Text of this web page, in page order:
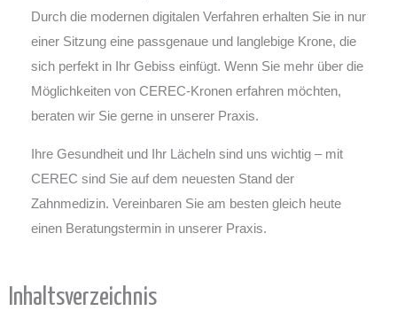
Inhaltsverzeichnis
Durch die modernen digitalen Verfahren erhalten Sie in nur
einer Sitzung eine passgenaue und langlebige Krone, die
sich perfekt in Ihr Gebiss einfügt. Wenn Sie mehr über die
Möglichkeiten von CEREC-Kronen erfahren möchten,
beraten wir Sie gerne in unserer Praxis.
Ihre Gesundheit und Ihr Lächeln sind uns wichtig – mit
CEREC sind Sie auf dem neuesten Stand der
Zahnmedizin. Vereinbaren Sie am besten gleich heute
einen Beratungstermin in unserer Praxis.